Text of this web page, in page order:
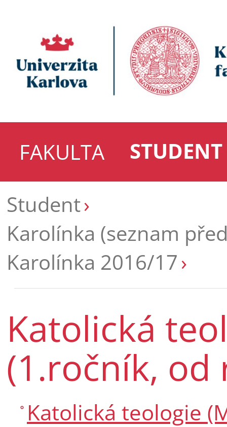
FAKULTA
STUDENT
Student
Karolínka (seznam
Karolínka 2016/17
Katolická
(1.ročník, od
Katolická teologie